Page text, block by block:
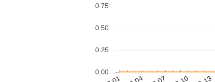
0.00
0.25
0.50
0.75